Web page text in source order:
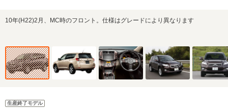
10年(H22)2月、MC時のフロント。仕様はグレードにより異なります
生産終了モデル